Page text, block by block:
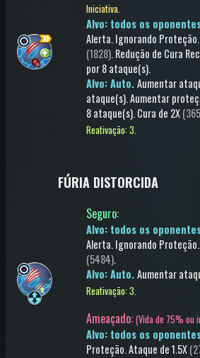
Iniciativa.
Alvo: todos os
Alerta.Ignorando Proteção.
(1828).Redução de Cura
por 8 ataque(s).
Alvo: Auto.Aumentar
ataque(s).Aumentar
8 ataque(s).Cura de 2X
Reativação: 3.
FÚRIA DISTORCIDA
Seguro:
Alvo: todos os
Alerta.Ignorando Proteção.
(5484).
Alvo: Auto.Aumentar
Reativação: 3.
Ameaçado: (Vida de 75% ou
Alvo: todos os
Proteção.Ataque de 1.5X